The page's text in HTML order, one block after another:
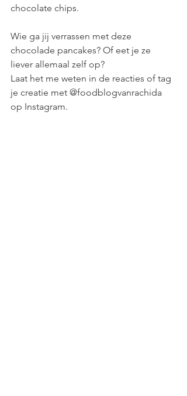
chocolate chips.
Wie ga jij verrassen met deze
chocolade pancakes? Of eet je ze
liever allemaal zelf op?
Laat het me weten in de reacties of tag
je creatie met @foodblogvanrachida
op Instagram.